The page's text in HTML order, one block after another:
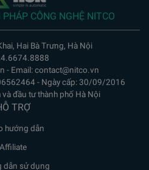
CÔNG NGHỆ NITCO
Hai Bà Trưng, Hà Nội
- Email: contact@nitco.vn
- Ngày cấp: 30/09/2016
và đầu tư thành phố Hà Nội
TRỢ
hướng dẫn
Affiliate
dẫn sử dụng